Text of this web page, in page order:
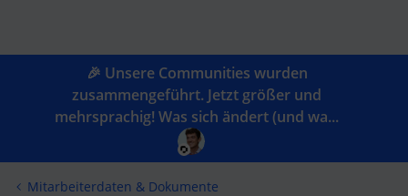
🎉 Unsere Communities wurden
zusammengeführt. Jetzt größer und
mehrsprachig! Was sich ändert (und wa...
Mitarbeiterdaten & Dokumente